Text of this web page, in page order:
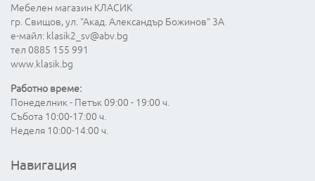
Мебелен магазин КЛАСИК
гр. Свищов, ул. "Акад. Александър Божинов" 3А
е-майл: klasik2_sv@abv.bg
тел 0885 155 991
www.klasik.bg
Работно време:
Понеделник - Петък 09:00 - 19:00 ч.
Събота 10:00-17:00 ч.
Неделя 10:00-14:00 ч.
Навигация